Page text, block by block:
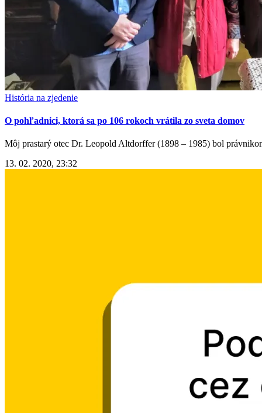
História na zjedenie
O pohľadnici, ktorá sa po 106 rokoch vrátila zo sveta domov
Môj prastarý otec Dr. Leopold Altdorffer (1898 – 1985) bol
13. 02. 2020, 23:32